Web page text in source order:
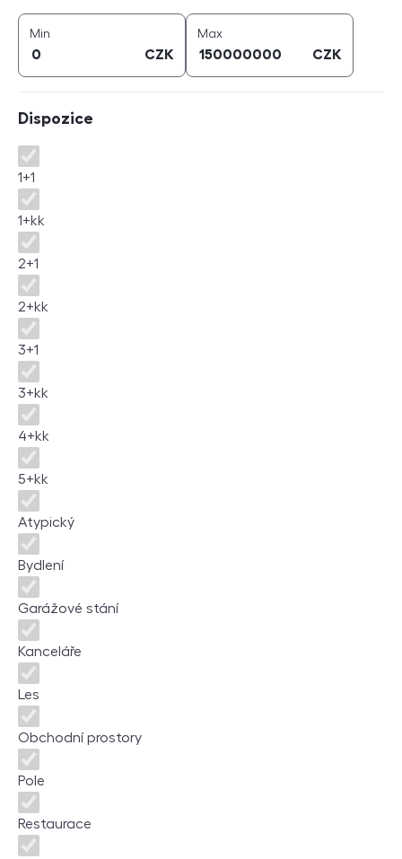
Min
CZK
Maxcena (
CZK
Dispozice
Dispozice
1+1
1+kk
2+1
2+kk
3+1
3+kk
4+kk
5+kk
Atypický
Bydlení
Garážové stání
Kanceláře
Les
Obchodní prostory
Pole
Restaurace